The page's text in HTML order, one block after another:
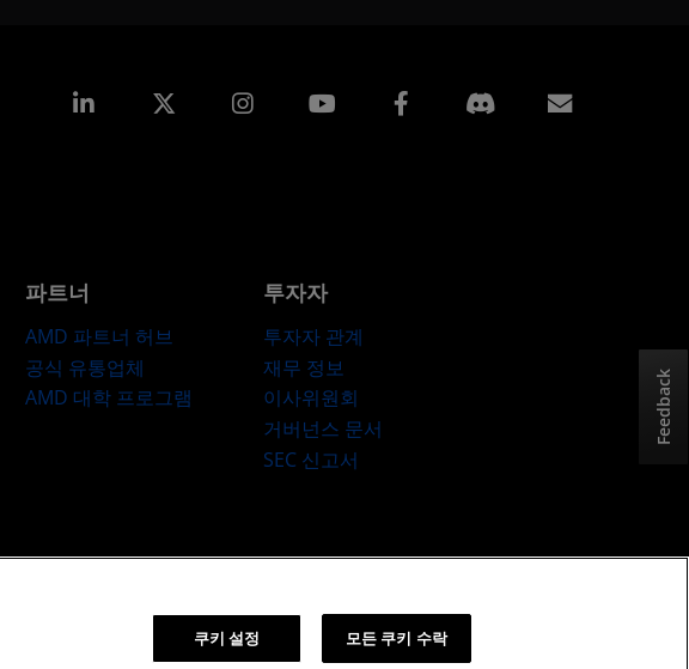
Linkedin Instagram Facebook
파트너
AMD 파트너 허브
공식 유통업체
AMD 대학 프로그램
투자자
투자자 관계
재무 정보
이사위원회
거버넌스 문서
SEC 신고서
Feedback
쿠키 설정 모든 쿠키 수락